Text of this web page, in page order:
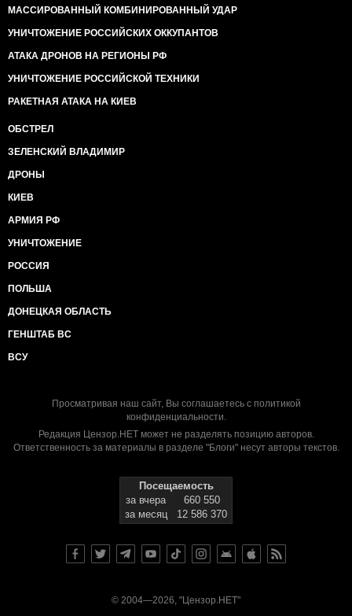
МАССИРОВАННЫЙ КОМБИНИРОВАННЫЙ УДАР
УНИЧТОЖЕНИЕ РОССИЙСКИХ ОККУПАНТОВ
АТАКА ДРОНОВ НА РЕГИОНЫ РФ
УНИЧТОЖЕНИЕ РОССИЙСКОЙ ТЕХНИКИ
РАКЕТНАЯ АТАКА НА КИЕВ
ОБСТРЕЛ
ЗЕЛЕНСКИЙ ВЛАДИМИР
ДРОНЫ
КИЕВ
АРМИЯ РФ
УНИЧТОЖЕНИЕ
РОССИЯ
ПОЛЬША
ДОНЕЦКАЯ ОБЛАСТЬ
ГЕНШТАБ ВС
ВСУ
Просматривая наш сайт, Вы соглашаетесь с политикой
конфиденциальности.
Редакция Цензор.НЕТ может не разделять позицию авторов.
Ответственность за материалы в разделе "Блоги" несут авторы текстов.
Посещаемость
за вчера
660 550
за месяц
12 586 370
© 2004—2026, "Цензор.НЕТ"